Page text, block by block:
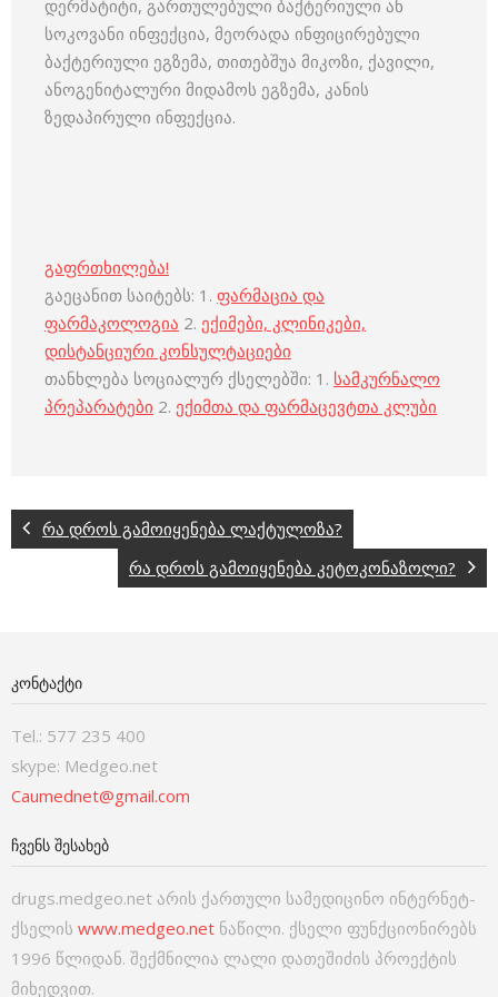
დერმატიტი, გართულებული ბაქტერიული ან
სოკოვანი ინფექცია, მეორადა ინფიცირებული
ბაქტერიული ეგზემა, თითებშუა მიკოზი, ქავილი,
ანოგენიტალური მიდამოს ეგზემა, კანის
ზედაპირული ინფექცია.
გაფრთხილება!
გაეცანით საიტებს: 1. ფარმაცია და
ფარმაკოლოგია 2. ექიმები, კლინიკები,
დისტანციური კონსულტაციები
თანხლება სოციალურ ქსელებში: 1. სამკურნალო
პრეპარატები 2. ექიმთა და ფარმაცევტთა კლუბი
რა დროს გამოიყენება ლაქტულოზა?
რა დროს გამოიყენება კეტოკონაზოლი?
ᲙᲝᲜᲢᲐᲥᲢᲘ
Tel.: 577 235 400
skype: Medgeo.net
Caumednet@gmail.com
ᲩᲕᲔᲜᲡ ᲨᲔᲡᲐᲮᲔᲑ
drugs.medgeo.net არის ქართული სამედიცინო ინტერნეტ-
ქსელის www.medgeo.net ნაწილი. ქსელი ფუნქციონირებს
1996 წლიდან. შექმნილია ლალი დათეშიძის პროექტის
მიხედვით.